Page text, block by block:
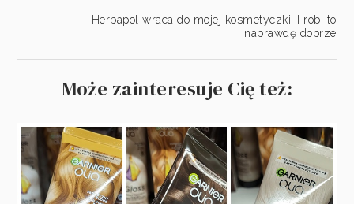
Herbapol wraca do mojej kosmetyczki. I robi to
naprawdę dobrze
Może zainteresuje Cię też: